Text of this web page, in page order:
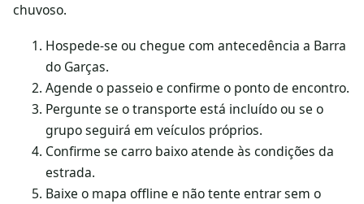
chuvoso.
Hospede-se ou chegue com antecedência a Barra
do Garças.
Agende o passeio e confirme o ponto de encontro.
Pergunte se o transporte está incluído ou se o
grupo seguirá em veículos próprios.
Confirme se carro baixo atende às condições da
estrada.
Baixe o mapa offline e não tente entrar sem o